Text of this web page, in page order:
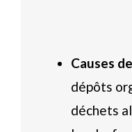
Causes
dépôts
déchets